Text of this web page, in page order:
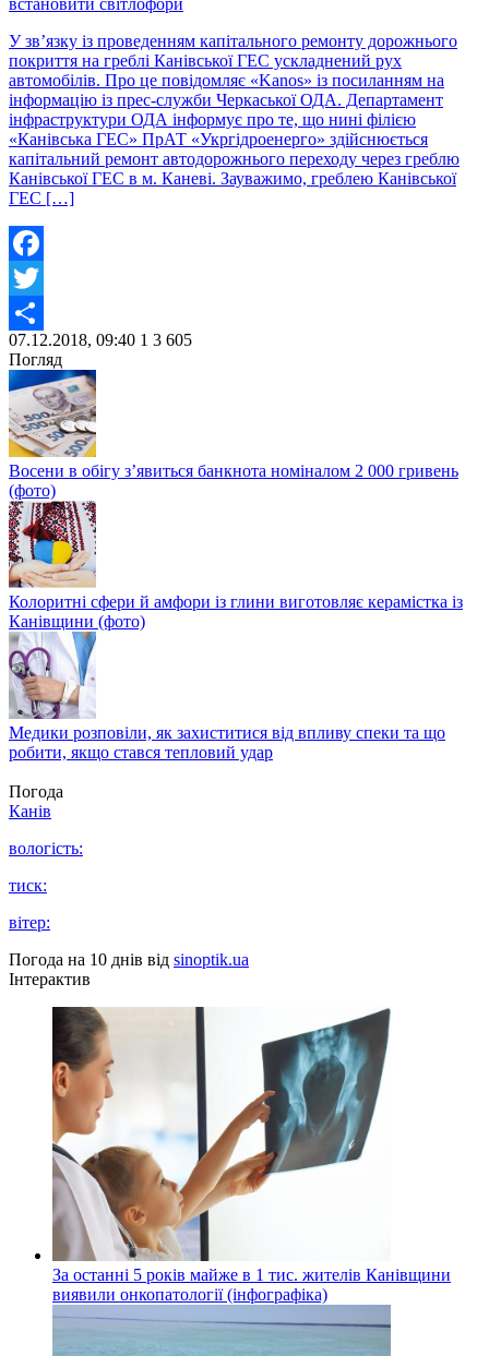
встановити світлофори
У зв’язку із проведенням капітального ремонту дорожнього
покриття на греблі Канівської ГЕС ускладнений рух
автомобілів. Про це повідомляє «Kanos» із посиланням на
інформацію із прес-служби Черкаської ОДА. Департамент
інфраструктури ОДА інформує про те, що нині філією
«Канівська ГЕС» ПрАТ «Укргідроенерго» здійснюється
капітальний ремонт автодорожнього переходу через греблю
Канівської ГЕС в м. Каневі. Зауважимо, греблею Канівської
ГЕС […]
Facebook
Twitter
Share
07.12.2018, 09:40 1 3 605
Погляд
Восени в обігу з’явиться банкнота номіналом 2 000 гривень
(фото)
Колоритні сфери й амфори із глини виготовляє керамістка із
Канівщини (фото)
Медики розповіли, як захиститися від впливу спеки та що
робити, якщо стався тепловий удар
Погода
Канів
вологість:
тиск:
вітер:
Погода на 10 днів від sinoptik.ua
Інтерактив
За останні 5 років майже в 1 тис. жителів Канівщини
виявили онкопатології (інфографіка)